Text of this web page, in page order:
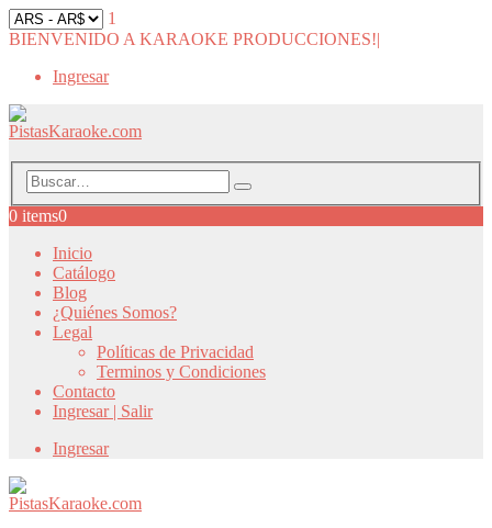
1
BIENVENIDO A KARAOKE PRODUCCIONES!|
Ingresar
0 items0
Inicio
Catálogo
Blog
¿Quiénes Somos?
Legal
Políticas de Privacidad
Terminos y Condiciones
Contacto
Ingresar | Salir
Ingresar